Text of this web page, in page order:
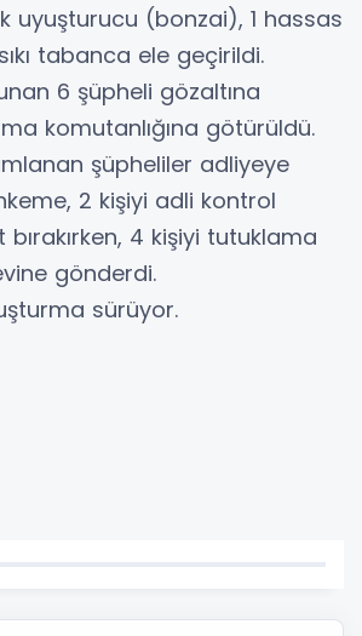
uyuşturucu (bonzai), 1 hassas
tabanca ele geçirildi.
6 şüpheli gözaltına
komutanlığına götürüldü.
şüpheliler adliyeye
2 kişiyi adli kontrol
bırakırken, 4 kişiyi tutuklama
gönderdi.
sürüyor.